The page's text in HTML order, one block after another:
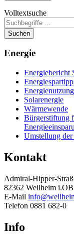
Volltextsuche
Suchen
Energie
Energiebericht
Solarenergie
Wärmewende
Bürgerstiftung
Umstellung
Kontakt
Admiral-Hipper-
82362 Weilheim i.OB
E-Mail
Telefon 0881 682-0
Info